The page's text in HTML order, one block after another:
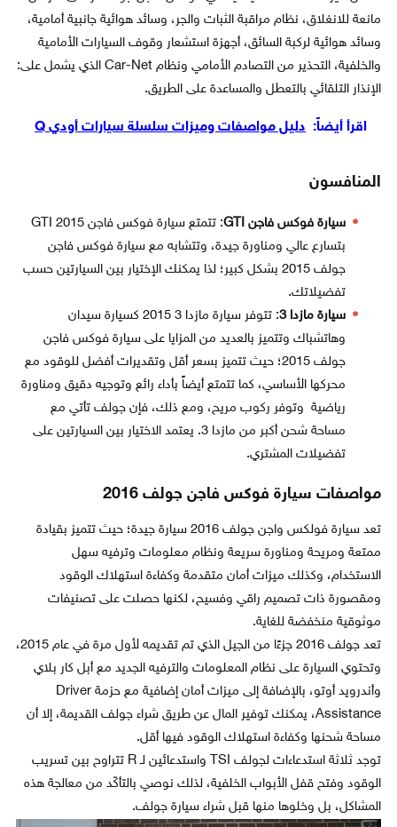
مانعة للانغلاق، نظام مراقبة الثبات والجر، وسائد هوائية جانبية أمامية،
وسائد هوائية لركبة السائق، أجهزة استشعار وقوف السيارات الأمامية
والخلفية، التحذير من التصادم الأمامي ونظام Car-Net الذي يشمل على:
الإنذار التلقائي بالتعطل والمساعدة على الطريق.
اقرأ أيضاً: دليل مواصفات وميزات سلسلة سيارات أودي Q
المنافسون
سيارة فوكس فاجن GTI
: تتمتع سيارة فوكس فاجن GTI 2015
بتسارع عالي ومناورة جيدة، وتتشابه مع سيارة فوكس فاجن
جولف 2015 بشكل كبير؛ لذا يمكنك الإختيار بين السيارتين حسب
تفضيلاتك.
سيارة مازدا 3
: تتوفر سيارة مازدا 3 2015 كسيارة سيدان
وهاتشباك وتتميز بالعديد من المزايا على سيارة فوكس فاجن
جولف 2015؛ حيث تتميز بسعر أقل وتقديرات أفضل للوقود مع
محركها الأساسي، كما تتمتع أيضاً بأداء رائع وتوجيه دقيق ومناورة
رياضية وتوفر ركوب مريح، ومع ذلك، فإن جولف تأتي مع
مساحة شحن أكبر من مازدا 3. يعتمد الاختيار بين السيارتين على
تفضيلات المشتري.
مواصفات سيارة فوكس فاجن جولف 2016
تعد سيارة فولكس واجن جولف 2016 سيارة جيدة؛ حيث تتميز بقيادة
ممتعة ومريحة ومناورة سريعة ونظام معلومات وترفيه سهل
الاستخدام، وكذلك ميزات أمان متقدمة وكفاءة استهلاك الوقود
ومقصورة ذات تصميم راقي وفسيح، لكنها حصلت على تصنيفات
موثوقية منخفضة للغاية.
تعد جولف 2016 جزءًا من الجيل الذي تم تقديمه لأول مرة في عام 2015،
وتحتوي السيارة على نظام المعلومات والترفيه الجديد مع أبل كار بلاي
وأندرويد أوتو، بالإضافة إلى ميزات أمان إضافية مع حزمة Driver
Assistance، يمكنك توفير المال عن طريق شراء جولف القديمة، إلا أن
مساحة شحنها وكفاءة استهلاك الوقود فيها أقل.
توجد ثلاثة استدعاءات لجولف TSI واستدعائين لـ R تتراوح بين تسريب
الوقود وفتح قفل الأبواب الخلفية، لذلك نوصي بالتأكّد من معالجة هذه
المشاكل، بل وخلوها منها قبل شراء سيارة جولف.